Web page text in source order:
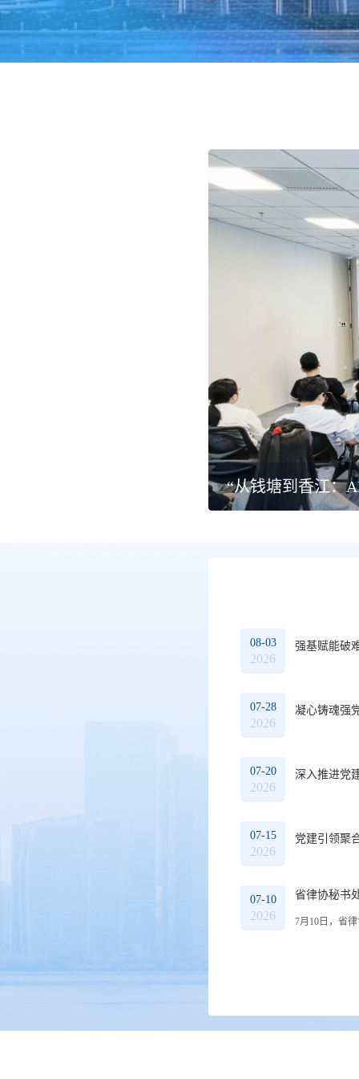
省律协召开十
08-03
2026
强基赋能破
07-28
2026
凝心铸魂强
07-20
2026
深入推进党
07-15
2026
党建引领聚
07-10
2026
省律协秘书
7月10日，省